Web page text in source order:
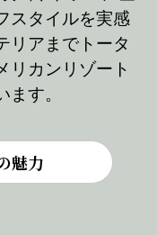
スタイルを実感
リアまでトータ
リカンリゾート
す。
魅力